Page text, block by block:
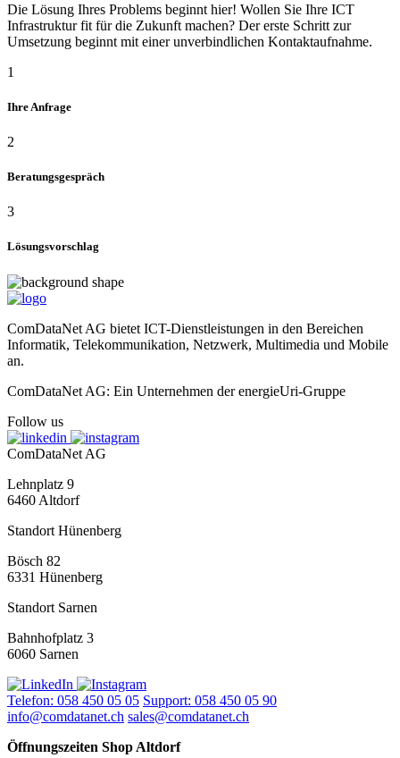
Die Lösung Ihres Problems beginnt hier! Wollen Sie Ihre ICT
Infrastruktur fit für die Zukunft machen? Der erste Schritt zur
Umsetzung beginnt mit einer unverbindlichen Kontaktaufnahme.
1
Ihre Anfrage
2
Beratungsgespräch
3
Lösungsvorschlag
ComDataNet AG bietet ICT-Dienstleistungen in den Bereichen
Informatik, Telekommunikation, Netzwerk, Multimedia und Mobile
an.
ComDataNet AG: Ein Unternehmen der energieUri-Gruppe
Follow us
ComDataNet AG
Lehnplatz 9
6460 Altdorf
Standort Hünenberg
Bösch 82
6331 Hünenberg
Standort Sarnen
Bahnhofplatz 3
6060 Sarnen
Telefon: 058 450 05 05 Support: 058 450 05 90
info@comdatanet.ch sales@comdatanet.ch
Öffnungszeiten Shop Altdorf